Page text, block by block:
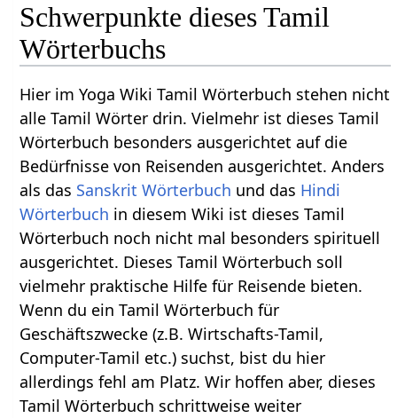
Schwerpunkte dieses Tamil
Wörterbuchs
Hier im Yoga Wiki Tamil Wörterbuch stehen nicht
alle Tamil Wörter drin. Vielmehr ist dieses Tamil
Wörterbuch besonders ausgerichtet auf die
Bedürfnisse von Reisenden ausgerichtet. Anders
als das Sanskrit Wörterbuch und das Hindi
Wörterbuch in diesem Wiki ist dieses Tamil
Wörterbuch noch nicht mal besonders spirituell
ausgerichtet. Dieses Tamil Wörterbuch soll
vielmehr praktische Hilfe für Reisende bieten.
Wenn du ein Tamil Wörterbuch für
Geschäftszwecke (z.B. Wirtschafts-Tamil,
Computer-Tamil etc.) suchst, bist du hier
allerdings fehl am Platz. Wir hoffen aber, dieses
Tamil Wörterbuch schrittweise weiter